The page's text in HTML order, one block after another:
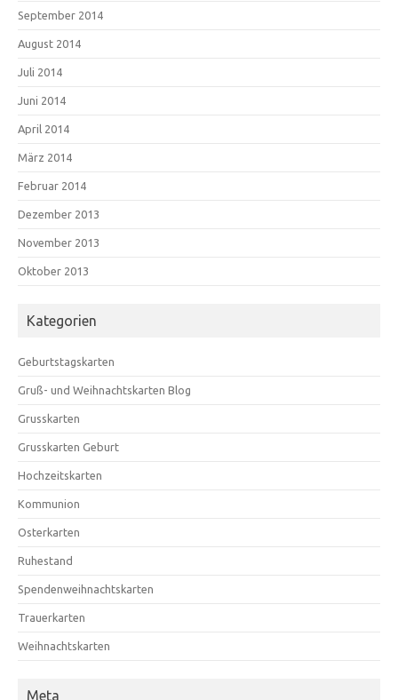
September 2014
August 2014
Juli 2014
Juni 2014
April 2014
März 2014
Februar 2014
Dezember 2013
November 2013
Oktober 2013
Kategorien
Geburtstagskarten
Gruß- und Weihnachtskarten Blog
Grusskarten
Grusskarten Geburt
Hochzeitskarten
Kommunion
Osterkarten
Ruhestand
Spendenweihnachtskarten
Trauerkarten
Weihnachtskarten
Meta